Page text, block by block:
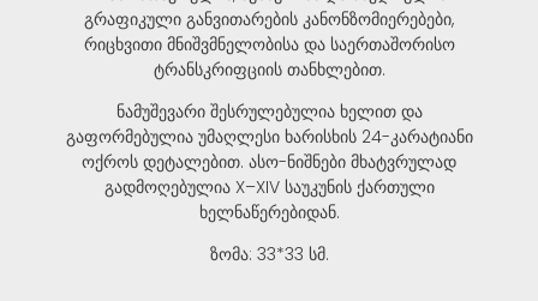
გრაფიკული განვითარების კანონზომიერებები,
რიცხვითი მნიშვმნელობისა და საერთაშორისო
ტრანსკრიფციის თანხლებით.
ნამუშევარი შესრულებულია ხელით და
გაფორმებულია უმაღლესი ხარისხის 24-კარატიანი
ოქროს დეტალებით. ასო-ნიშნები მხატვრულად
გადმოღებულია X–XIV საუკუნის ქართული
ხელნაწერებიდან.
ზომა: 33*33 სმ.